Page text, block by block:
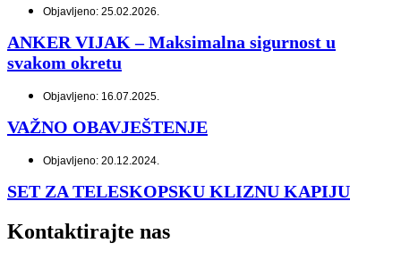
Objavljeno: 25.02.2026.
ANKER VIJAK – Maksimalna sigurnost u
svakom okretu
Objavljeno: 16.07.2025.
VAŽNO OBAVJEŠTENJE
Objavljeno: 20.12.2024.
SET ZA TELESKOPSKU KLIZNU KAPIJU
Kontaktirajte nas